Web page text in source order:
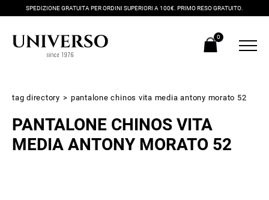
SPEDIZIONE GRATUITA PER ORDINI SUPERIORI A 100€. PRIMO RESO GRATUITO.
0
tag directory > pantalone chinos vita media antony morato 52
PANTALONE CHINOS VITA
MEDIA ANTONY MORATO 52